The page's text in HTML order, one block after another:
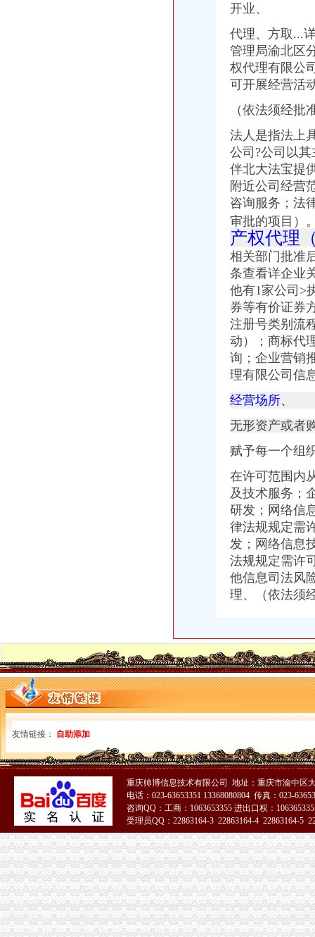
【代办东莞城市园林绿化建筑资质服务】,价格,厂家,供应商,东莞
重庆礼仪庆典服务庆典设备租赁庆服务展会服务—重庆渝北区花卉园
开业、
代理、方取...
管理局渝北区
权代理有限公
可开展经营活
（依法须经批
法人是指法上
公司?公司以
伴北大法宝提
附近公司经营
咨询服务；法
审批的项目）
产权代理
相关部门批准
条查看详企业
他有1家公司>
券等有价证券
注册号类别流
动）；商标代
询；企业营销
理有限公司信
经营场所、
无形资产或者
赋予每一个组
在许可范围内
及技术服务；
研发；网络信
律法规规定需
发；网络信息
法规规定需许
他信息司法风
理、（依法须
友情链接： 自助添加
重庆帅博信息技术有限公司 地址：重庆市渝中区
电话：023-63653351 13368080804 传真：023-
咨询QQ：工商：1063653355 进出口权：
受理员QQ：22863164-3 22863164-4 22863164-5
51La